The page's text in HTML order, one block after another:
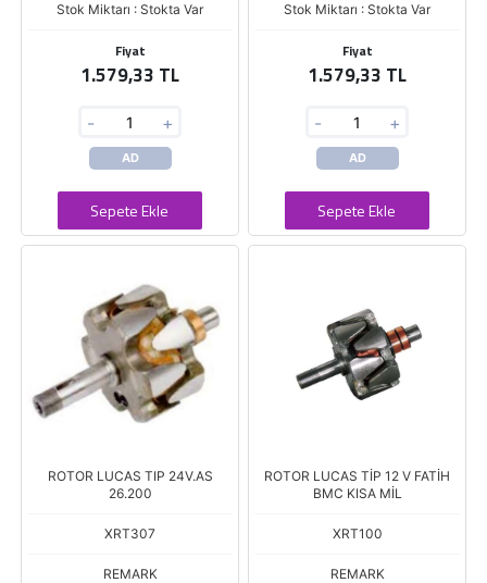
Stok Miktarı : Stokta Var
Fiyat
1.579,33 TL
- +
AD
Sepete Ekle
Stok Miktarı : Stokta Var
Fiyat
1.579,33 TL
- +
AD
Sepete Ekle
ROTOR LUCAS TIP 24V.AS
26.200
XRT307
REMARK
ROTOR LUCAS TİP 12 V FATİH
BMC KISA MİL
XRT100
REMARK